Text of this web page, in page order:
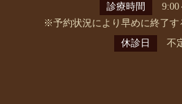
診療時間
9:00
※予約状況により早めに終了す
休診日
不